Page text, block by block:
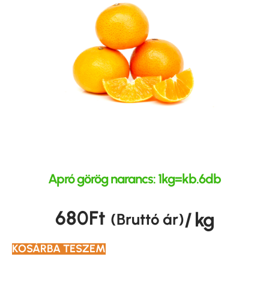
Apró görög narancs: 1kg=kb.6db
680Ft (Bruttó ár)/ kg
KOSÁRBA TESZEM